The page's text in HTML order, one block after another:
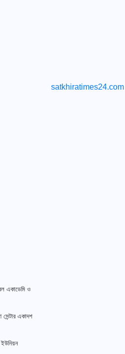
একাডেমি ও
একাদশ
satkhiratimes24.com